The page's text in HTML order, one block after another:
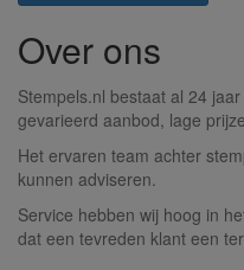
Over ons
Stempels.nl bestaat al 24
gevarieerd aanbod, lage
Het ervaren team achter
kunnen adviseren.
Service hebben wij hoog in
dat een tevreden klant een